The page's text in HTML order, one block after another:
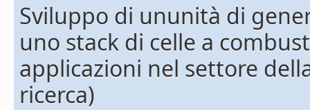
Sviluppo di ununità di
uno stack di celle a
applicazioni nel settore
ricerca)